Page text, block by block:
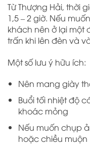
Từ Thượng Hải, thời
1,5 – 2 giờ. Nếu
khách nên ở lại một
trấn khi lên đèn và
Một số lưu ý hữu ích:
Nên mang giày
Buổi tối nhiệt độ
khoác mỏng
Nếu muốn chụp
hoặc chiều muộn